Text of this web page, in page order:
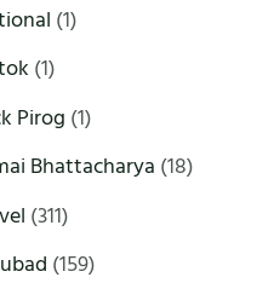
(1)
(1)
Pirog (1)
Bhattacharya (18)
(311)
(159)